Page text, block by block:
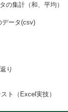
の集計（和、平均）
データ(csv)
り
ト（Excel実技）